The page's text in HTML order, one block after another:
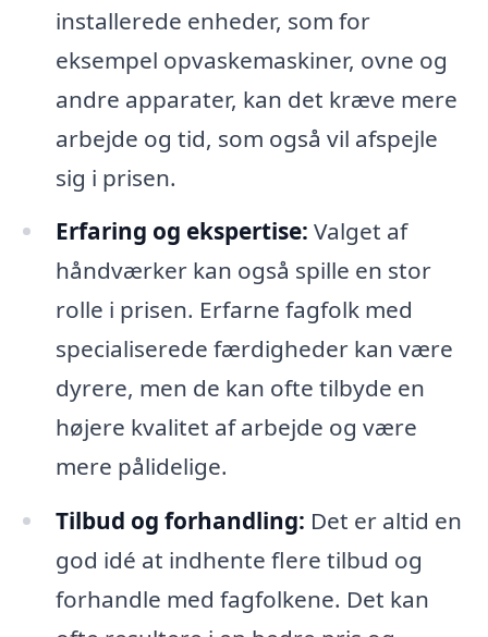
installerede enheder, som for
eksempel opvaskemaskiner, ovne og
andre apparater, kan det kræve mere
arbejde og tid, som også vil afspejle
sig i prisen.
Erfaring og ekspertise: Valget af
håndværker kan også spille en stor
rolle i prisen. Erfarne fagfolk med
specialiserede færdigheder kan være
dyrere, men de kan ofte tilbyde en
højere kvalitet af arbejde og være
mere pålidelige.
Tilbud og forhandling: Det er altid en
god idé at indhente flere tilbud og
forhandle med fagfolkene. Det kan